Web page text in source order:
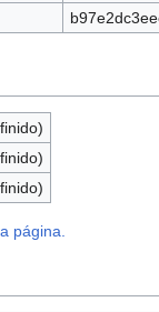
página.